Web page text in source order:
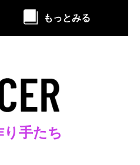
もっとみる
り手たち